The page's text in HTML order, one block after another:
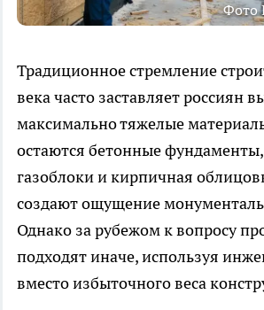
Фото
Традиционное стремление
века часто заставляет россиян
максимально тяжелые
остаются бетонные
газоблоки и кирпичная
создают ощущение
Однако за рубежом к вопросу
подходят иначе, используя
вместо избыточного веса